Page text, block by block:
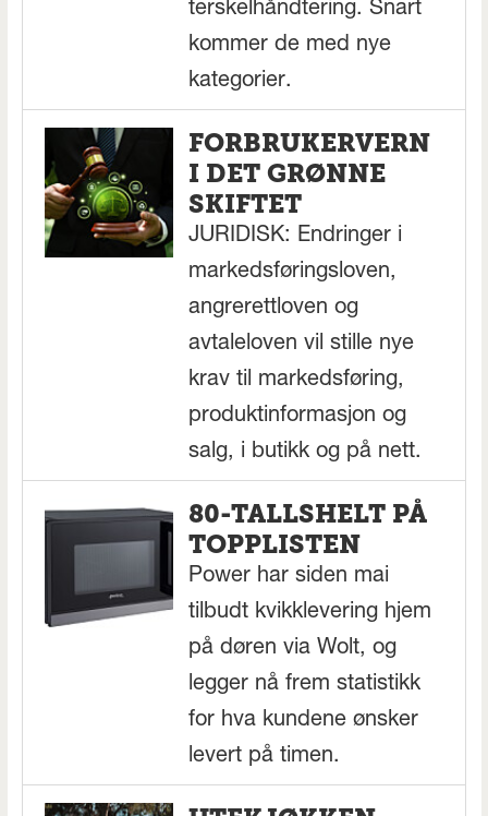
terskelhåndtering. Snart
kommer de med nye
kategorier.
FORBRUKERVERN
I DET GRØNNE
SKIFTET
JURIDISK: Endringer i
markedsføringsloven,
angrerettloven og
avtaleloven vil stille nye
krav til markedsføring,
produktinformasjon og
salg, i butikk og på nett.
80-TALLSHELT PÅ
TOPPLISTEN
Power har siden mai
tilbudt kvikklevering hjem
på døren via Wolt, og
legger nå frem statistikk
for hva kundene ønsker
levert på timen.